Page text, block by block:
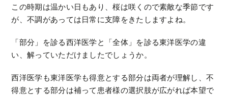
この時期は温かい日もあり、桜は咲くので素敵な季節です
が、不調があっては日常に支障をきたしますよね。
「部分」を診る西洋医学と「全体」を診る東洋医学の違
い、解っていただけましたでしょうか。
西洋医学も東洋医学も得意とする部分は両者が理解し、不
得意とする部分は補って患者様の選択肢が広がれば本望で